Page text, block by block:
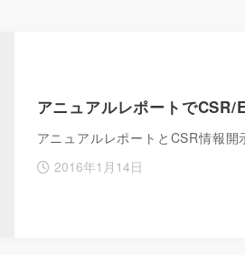
アニュアルレポートで
アニュアルレポートとCSR情報
2016年1月14日